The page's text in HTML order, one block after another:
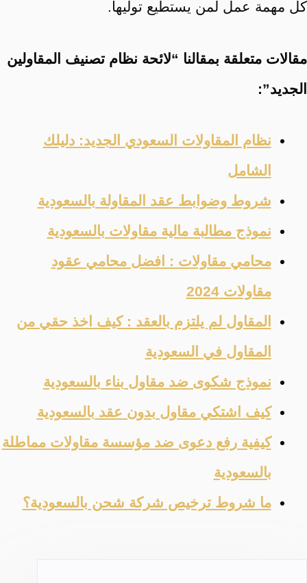
كل مهمة عمل لمن يستطيع توليها.
مقالات متعلقة بمقالنا “لائحة نظام تصنيف المقاولين
الجديد”:
نظام المقاولات السعودي الجديد: دليلك
الشامل
شروط وضوابط عقد المقاولة بالسعودية
نموذج مطالبة مالية مقاولات بالسعودية
محامي مقاولات : افضل محامي عقود
مقاولات 2024
المقاول لم يلتزم بالعقد : كيف اخذ حقي من
المقاول في السعودية
نموذج شكوى ضد مقاول بناء بالسعودية
كيف اشتكي مقاول بدون عقد بالسعودية
كيفية رفع دعوى ضد مؤسسة مقاولات مماطلة
بالسعودية
ما شروط ترخيص شركة شحن بالسعودية؟